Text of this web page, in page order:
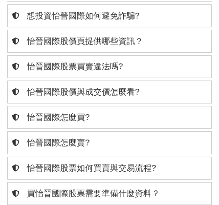
想投資怡晉國際如何避免詐騙?
怡晉國際股價頁提供哪些資訊？
怡晉國際股票買賣違法嗎?
怡晉國際股價與成交價怎麼看?
怡晉國際怎麼買?
怡晉國際怎麼賣?
怡晉國際股票如何買賣與交易流程?
買怡晉國際股票需要準備什麼資料？